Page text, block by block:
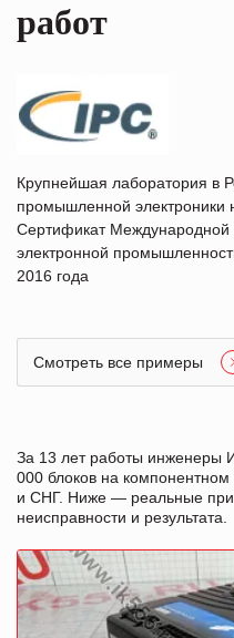
работ
Крупнейшая лаборатория в
промышленной электроники
Сертификат Международной
электронной
2016 года
Смотреть все примеры
За 13 лет работы инженеры
000 блоков на
и СНГ. Ниже — реальные
неисправности и результата.